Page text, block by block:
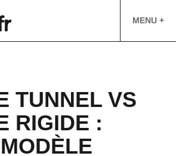
MENU +
TUNNEL VS
RIGIDE :